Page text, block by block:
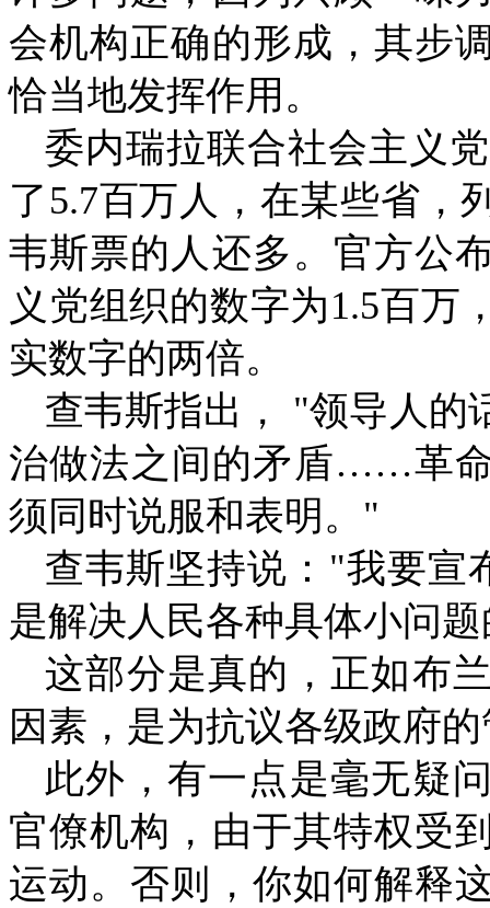
会机构正确的形成，其步
恰当地发挥作用。
委内瑞拉联合社会主义
了 5.7百万人，在某些省，
韦斯票的人还多。官方公
义党组织的数字为1.5百万
实数字的两倍。
查韦斯指出，
"领导人的
治做法之间的矛盾……革
须同时说服和表明。 "
查韦斯坚持说： "我要宣
是解决人民各种具体小问
这部分是真的，正如布
因素，是为抗议各级政府
此外，有一点是毫无疑
官僚机构，由于其特权受
运动。否则，你如何解释